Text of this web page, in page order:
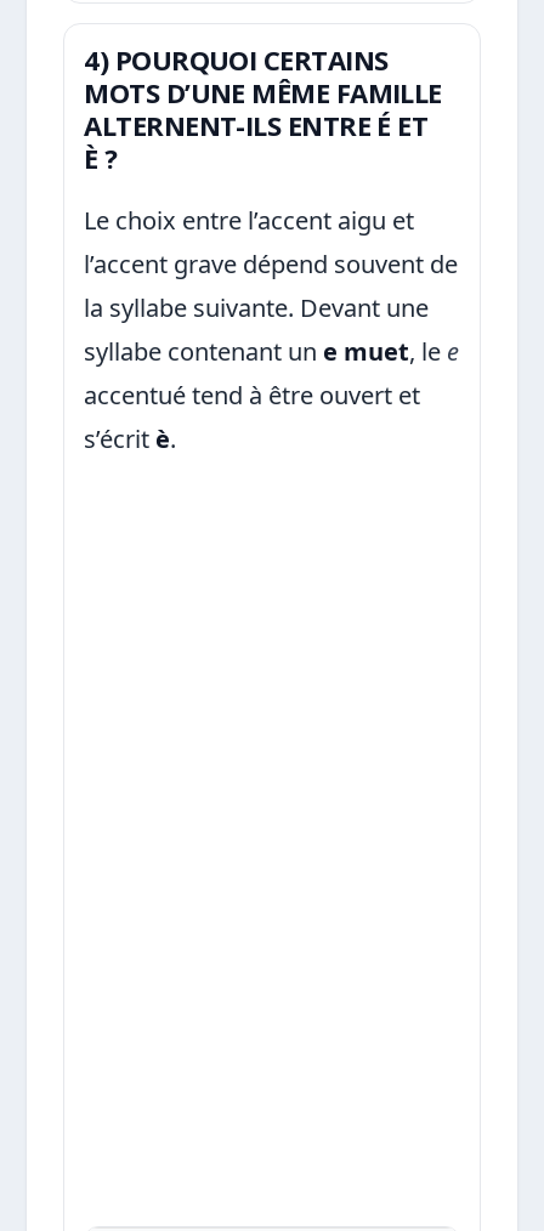
4) POURQUOI CERTAINS
MOTS D’UNE MÊME FAMILLE
ALTERNENT-ILS ENTRE É ET
È ?
Le choix entre l’accent aigu et
l’accent grave dépend souvent de
la syllabe suivante. Devant une
syllabe contenant un e muet, le e
accentué tend à être ouvert et
s’écrit è.